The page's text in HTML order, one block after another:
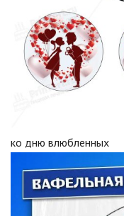
ко дню влюбленных